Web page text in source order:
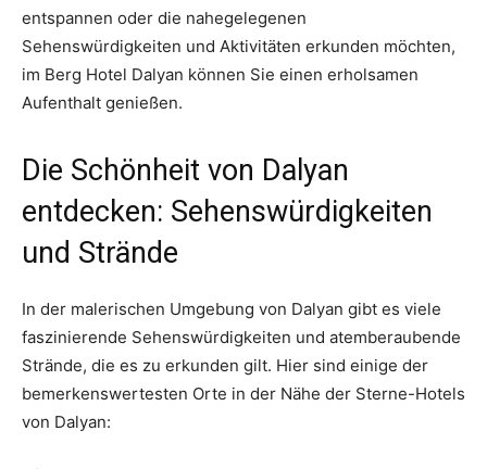
entspannen oder die nahegelegenen
Sehenswürdigkeiten und Aktivitäten erkunden möchten,
im Berg Hotel Dalyan können Sie einen erholsamen
Aufenthalt genießen.
Die Schönheit von Dalyan
entdecken: Sehenswürdigkeiten
und Strände
In der malerischen Umgebung von Dalyan gibt es viele
faszinierende Sehenswürdigkeiten und atemberaubende
Strände, die es zu erkunden gilt. Hier sind einige der
bemerkenswertesten Orte in der Nähe der Sterne-Hotels
von Dalyan: